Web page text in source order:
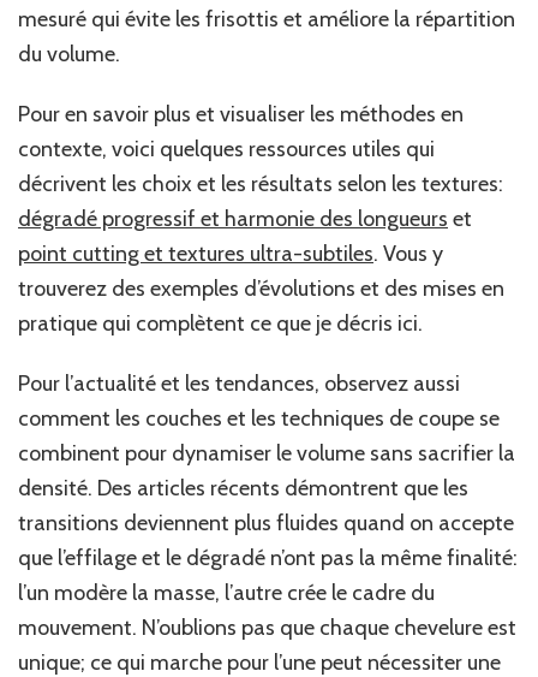
mesuré qui évite les frisottis et améliore la répartition
du volume.
Pour en savoir plus et visualiser les méthodes en
contexte, voici quelques ressources utiles qui
décrivent les choix et les résultats selon les textures:
dégradé progressif et harmonie des longueurs et
point cutting et textures ultra-subtiles. Vous y
trouverez des exemples d’évolutions et des mises en
pratique qui complètent ce que je décris ici.
Pour l’actualité et les tendances, observez aussi
comment les couches et les techniques de coupe se
combinent pour dynamiser le volume sans sacrifier la
densité. Des articles récents démontrent que les
transitions deviennent plus fluides quand on accepte
que l’effilage et le dégradé n’ont pas la même finalité:
l’un modère la masse, l’autre crée le cadre du
mouvement. N’oublions pas que chaque chevelure est
unique; ce qui marche pour l’une peut nécessiter une